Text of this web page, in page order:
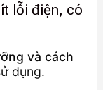
lỗi điện, có
và cách
dụng.